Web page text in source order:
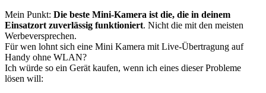
Mein Punkt: Die beste Mini-Kamera ist die, die in deinem
Einsatzort zuverlässig funktioniert. Nicht die mit den meisten
Werbeversprechen.
Für wen lohnt sich eine Mini Kamera mit Live-Übertragung auf
Handy ohne WLAN?
Ich würde so ein Gerät kaufen, wenn ich eines dieser Probleme
lösen will: